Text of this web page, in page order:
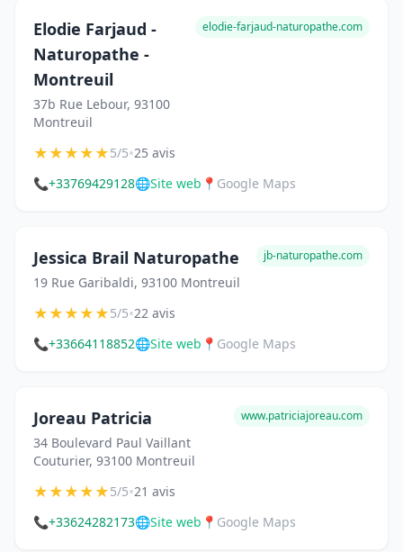
Elodie Farjaud -
Naturopathe -
Montreuil
37b Rue Lebour, 93100
Montreuil
elodie-farjaud-naturopathe.com
★★★★★5/5•25 avis
📞+33769429128🌐Site web 📍 Google Maps
Jessica Brail Naturopathe
19 Rue Garibaldi, 93100 Montreuil
jb-naturopathe.com
★★★★★5/5•22 avis
📞+33664118852🌐Site web 📍 Google Maps
Joreau Patricia
34 Boulevard Paul Vaillant
Couturier, 93100 Montreuil
www.patriciajoreau.com
★★★★★5/5•21 avis
📞+33624282173🌐Site web 📍 Google Maps